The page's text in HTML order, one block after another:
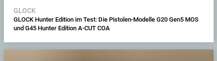
GLOCK
GLOCK Hunter Edition im Test: Die Pistolen-Modelle G20 Gen5 MOS
und G45 Hunter Edition A-CUT COA